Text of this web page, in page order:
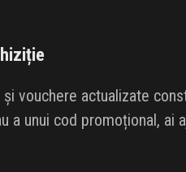
vouchere actualizate
unui cod promoțional, ai